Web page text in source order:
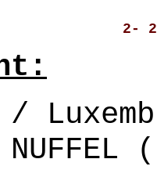
B               2-
/